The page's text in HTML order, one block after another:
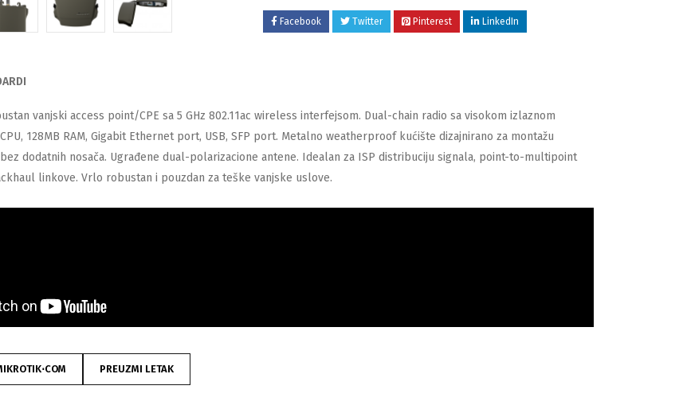
Facebook Twitter Pinterest LinkedIn
vanjski access point/CPE sa 5 GHz 802.11ac wireless interfejsom. Dual-chain radio sa visokom izlaznom
128MB RAM, Gigabit Ethernet port, USB, SFP port. Metalno weatherproof kućište dizajnirano za montažu
dodatnih nosača. Ugrađene dual-polarizacione antene. Idealan za ISP distribuciju signala, point-to-multipoint
linkove. Vrlo robustan i pouzdan za teške vanjske uslove.
PREUZMI LETAK